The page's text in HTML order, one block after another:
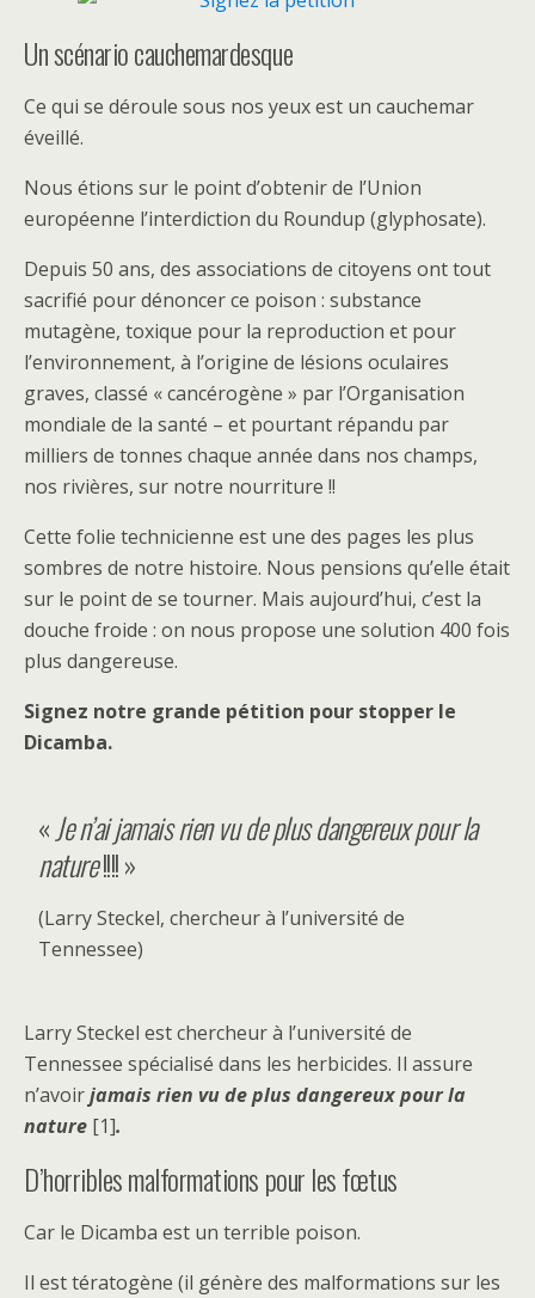
Un scénario cauchemardesque
Ce qui se déroule sous nos yeux est un cauchemar
éveillé.
Nous étions sur le point d’obtenir de l’Union
européenne l’interdiction du Roundup (glyphosate).
Depuis 50 ans, des associations de citoyens ont tout
sacrifié pour dénoncer ce poison : substance
mutagène, toxique pour la reproduction et pour
l’environnement, à l’origine de lésions oculaires
graves, classé « cancérogène » par l’Organisation
mondiale de la santé – et pourtant répandu par
milliers de tonnes chaque année dans nos champs,
nos rivières, sur notre nourriture !!
Cette folie technicienne est une des pages les plus
sombres de notre histoire. Nous pensions qu’elle était
sur le point de se tourner. Mais aujourd’hui, c’est la
douche froide : on nous propose une solution 400 fois
plus dangereuse.
Signez notre grande pétition pour stopper le
Dicamba.
« Je n’ai jamais rien vu de plus dangereux pour la
nature!!!! »
(Larry Steckel, chercheur à l’université de
Tennessee)
Larry Steckel est chercheur à l’université de
Tennessee spécialisé dans les herbicides. Il assure
n’avoirjamais rien vu de plus dangereux pour la
nature [1].
D’horribles malformations pour les fœtus
Car le Dicamba est un terrible poison.
Il est tératogène (il génère des malformations sur les